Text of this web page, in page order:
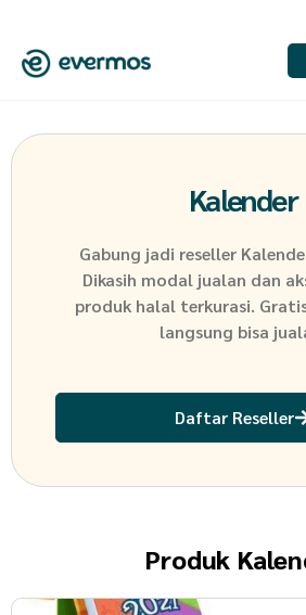
Kalender
Gabung jadi reseller
Dikasih modal jualan dan
produk halal terkurasi.
langsung bisa
Daftar Reseller
Produk